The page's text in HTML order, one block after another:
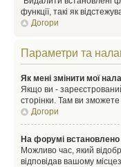
функції, такі як
Догори
Параметри та
Як мені змінити мої
Якщо ви -
сторінки. Там ви
Догори
На форумі встановлено
Можливо час, який
відповідав вашому